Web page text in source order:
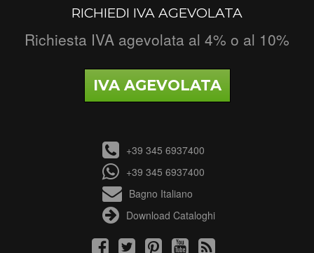
RICHIEDI IVA AGEVOLATA
Richiesta IVA agevolata al 4% o al 10%
IVA AGEVOLATA
+39 345 6937400
+39 345 6937400
Bagno Italiano
Download Cataloghi